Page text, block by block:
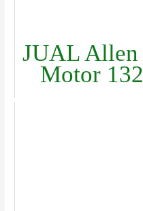
JUAL Allen
Motor